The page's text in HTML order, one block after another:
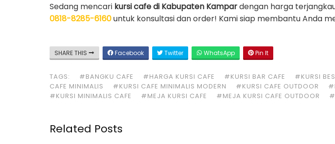
Sedang mencari kursi cafe di Kabupaten Kampardengan harga
0818-8285-6160untuk konsultasi dan order! Kami siap membantu Anda
SHARE THIS Facebook Twitter WhatsApp Pin It
TAGS: #BANGKU CAFE #HARGA KURSI CAFE #KURSI BAR CAFE #KURSI
CAFE MINIMALIS
#KURSI CAFE MINIMALIS MODERN #KURSI CAFE OUTDOOR
#KURSI MINIMALIS CAFE
#MEJA KURSI CAFE #MEJA KURSI CAFE OUTDOOR
Related Posts